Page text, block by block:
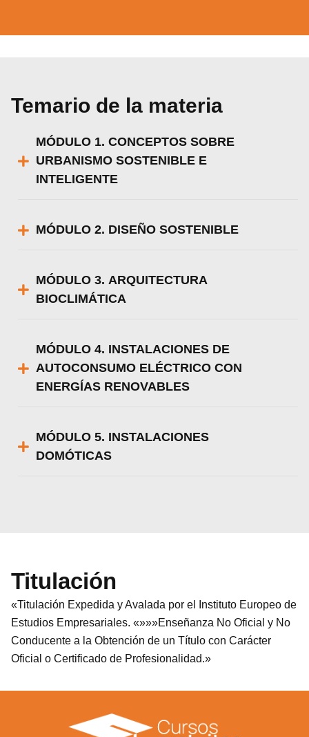
Temario de la materia
MÓDULO 1. CONCEPTOS SOBRE
URBANISMO SOSTENIBLE E
INTELIGENTE
MÓDULO 2. DISEÑO SOSTENIBLE
MÓDULO 3. ARQUITECTURA
BIOCLIMÁTICA
MÓDULO 4. INSTALACIONES DE
AUTOCONSUMO ELÉCTRICO CON
ENERGÍAS RENOVABLES
MÓDULO 5. INSTALACIONES
DOMÓTICAS
Titulación
«Titulación Expedida y Avalada por el Instituto Europeo de
Estudios Empresariales. «»»»Enseñanza No Oficial y No
Conducente a la Obtención de un Título con Carácter
Oficial o Certificado de Profesionalidad.»